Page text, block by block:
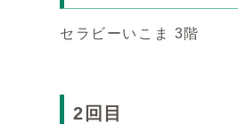
セラビーいこま 3階
2回目